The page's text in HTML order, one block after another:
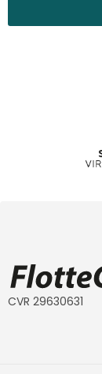
CVR 29630631